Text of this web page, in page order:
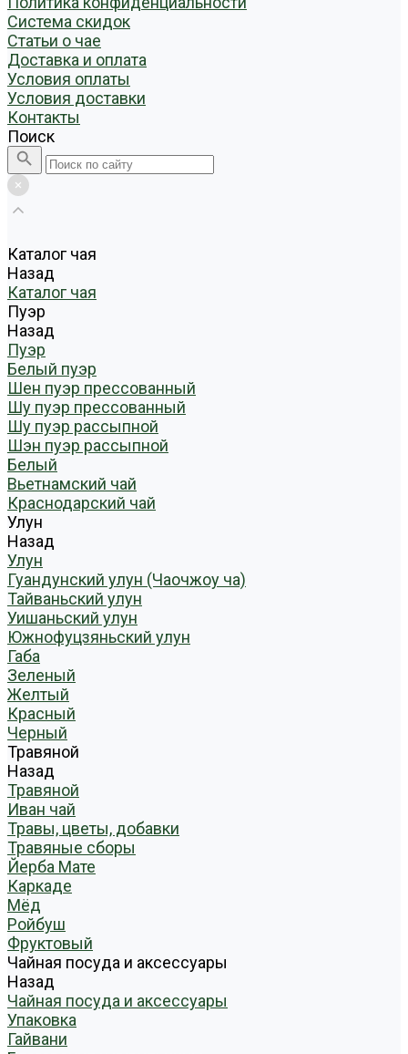
Система скидок
Статьи о чае
Доставка и оплата
Условия оплаты
Условия доставки
Контакты
Поиск
Каталог чая
Назад
Каталог чая
Пуэр
Назад
Пуэр
Белый пуэр
Шен пуэр прессованный
Шу пуэр прессованный
Шу пуэр рассыпной
Шэн пуэр рассыпной
Белый
Вьетнамский чай
Краснодарский чай
Улун
Назад
Улун
Гуандунский улун (Чаочжоу ча)
Тайваньский улун
Уишаньский улун
Южнофуцзяньский улун
Габа
Зеленый
Желтый
Красный
Черный
Травяной
Назад
Травяной
Иван чай
Травы, цветы, добавки
Травяные сборы
Йерба Мате
Каркаде
Мёд
Ройбуш
Фруктовый
Чайная посуда и аксессуары
Назад
Чайная посуда и аксессуары
Упаковка
Гайвани